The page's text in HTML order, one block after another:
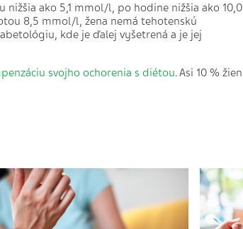
ako 5,1 mmol/l, po hodine nižšia ako 10,0
8,5 mmol/l, žena nemá tehotenskú
kde je ďalej vyšetrená a je jej
svojho ochorenia s diétou. Asi 10 % žien